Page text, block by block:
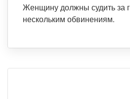
Женщину должны судить за
нескольким обвинениям.